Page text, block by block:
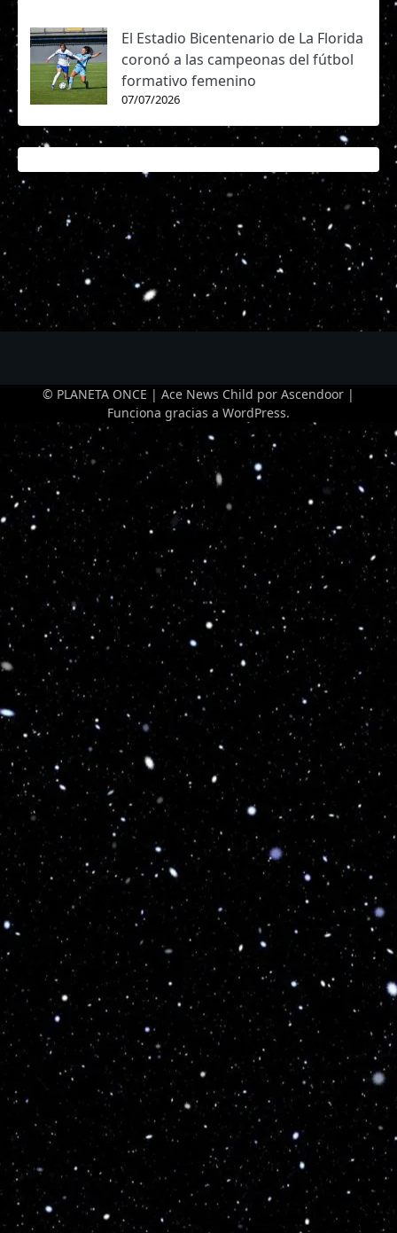
El Estadio Bicentenario de La Florida
coronó a las campeonas del fútbol
formativo femenino
07/07/2026
© PLANETA ONCE | Ace News Child por Ascendoor |
Funciona gracias a WordPress.